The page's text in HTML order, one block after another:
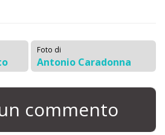
Foto di
Antonio Caradonna
commento